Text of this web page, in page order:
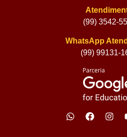
(99) 3542-
WhatsApp
(99) 99131-